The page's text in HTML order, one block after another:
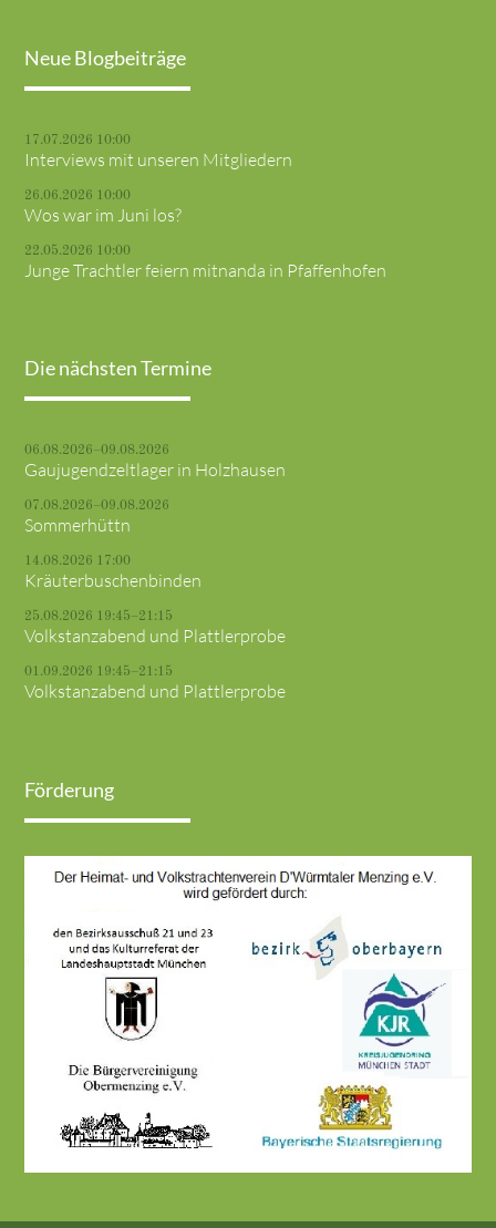
Neue Blogbeiträge
17.07.2026 10:00
Interviews mit unseren Mitgliedern
26.06.2026 10:00
Wos war im Juni los?
22.05.2026 10:00
Junge Trachtler feiern mitnanda in Pfaffenhofen
Die nächsten Termine
06.08.2026–09.08.2026
Gaujugendzeltlager in Holzhausen
07.08.2026–09.08.2026
Sommerhüttn
14.08.2026 17:00
Kräuterbuschenbinden
25.08.2026 19:45–21:15
Volkstanzabend und Plattlerprobe
01.09.2026 19:45–21:15
Volkstanzabend und Plattlerprobe
Förderung